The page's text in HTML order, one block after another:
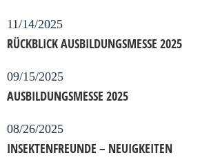
11/14/2025
RÜCKBLICK AUSBILDUNGSMESSE 2025
09/15/2025
AUSBILDUNGSMESSE 2025
08/26/2025
INSEKTENFREUNDE – NEUIGKEITEN